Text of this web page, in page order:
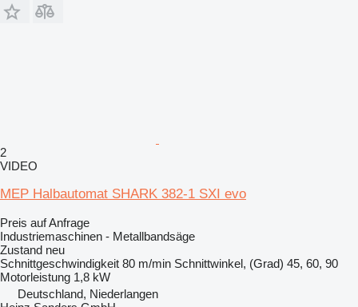
2
VIDEO
MEP Halbautomat SHARK 382-1 SXI evo
Preis auf Anfrage
Industriemaschinen - Metallbandsäge
Zustand neu
Schnittgeschwindigkeit 80 m/min Schnittwinkel, (Grad) 45, 60, 90
Motorleistung 1,8 kW
Deutschland, Niederlangen